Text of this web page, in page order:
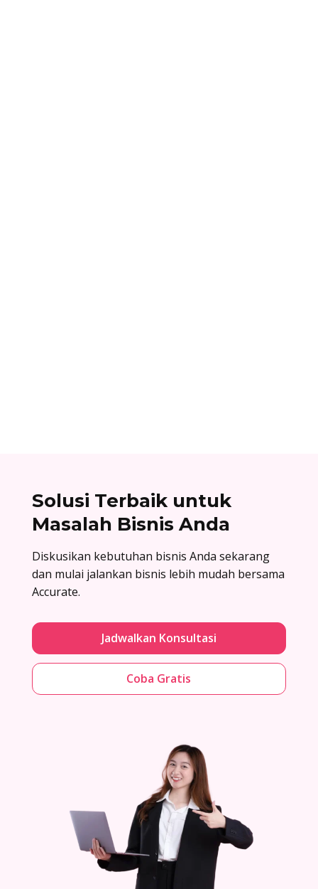
Solusi Terbaik untuk
Masalah Bisnis Anda
Diskusikan kebutuhan bisnis Anda sekarang
dan mulai jalankan bisnis lebih mudah bersama
Accurate.
Jadwalkan Konsultasi
Coba Gratis